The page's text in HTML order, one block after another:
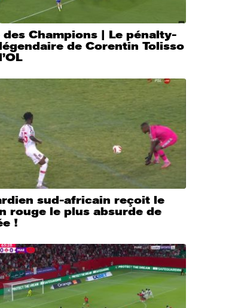
des Champions | Le pénalty-
de Corentin Tolisso
sud-africain reçoit le
rouge le plus absurde de
!